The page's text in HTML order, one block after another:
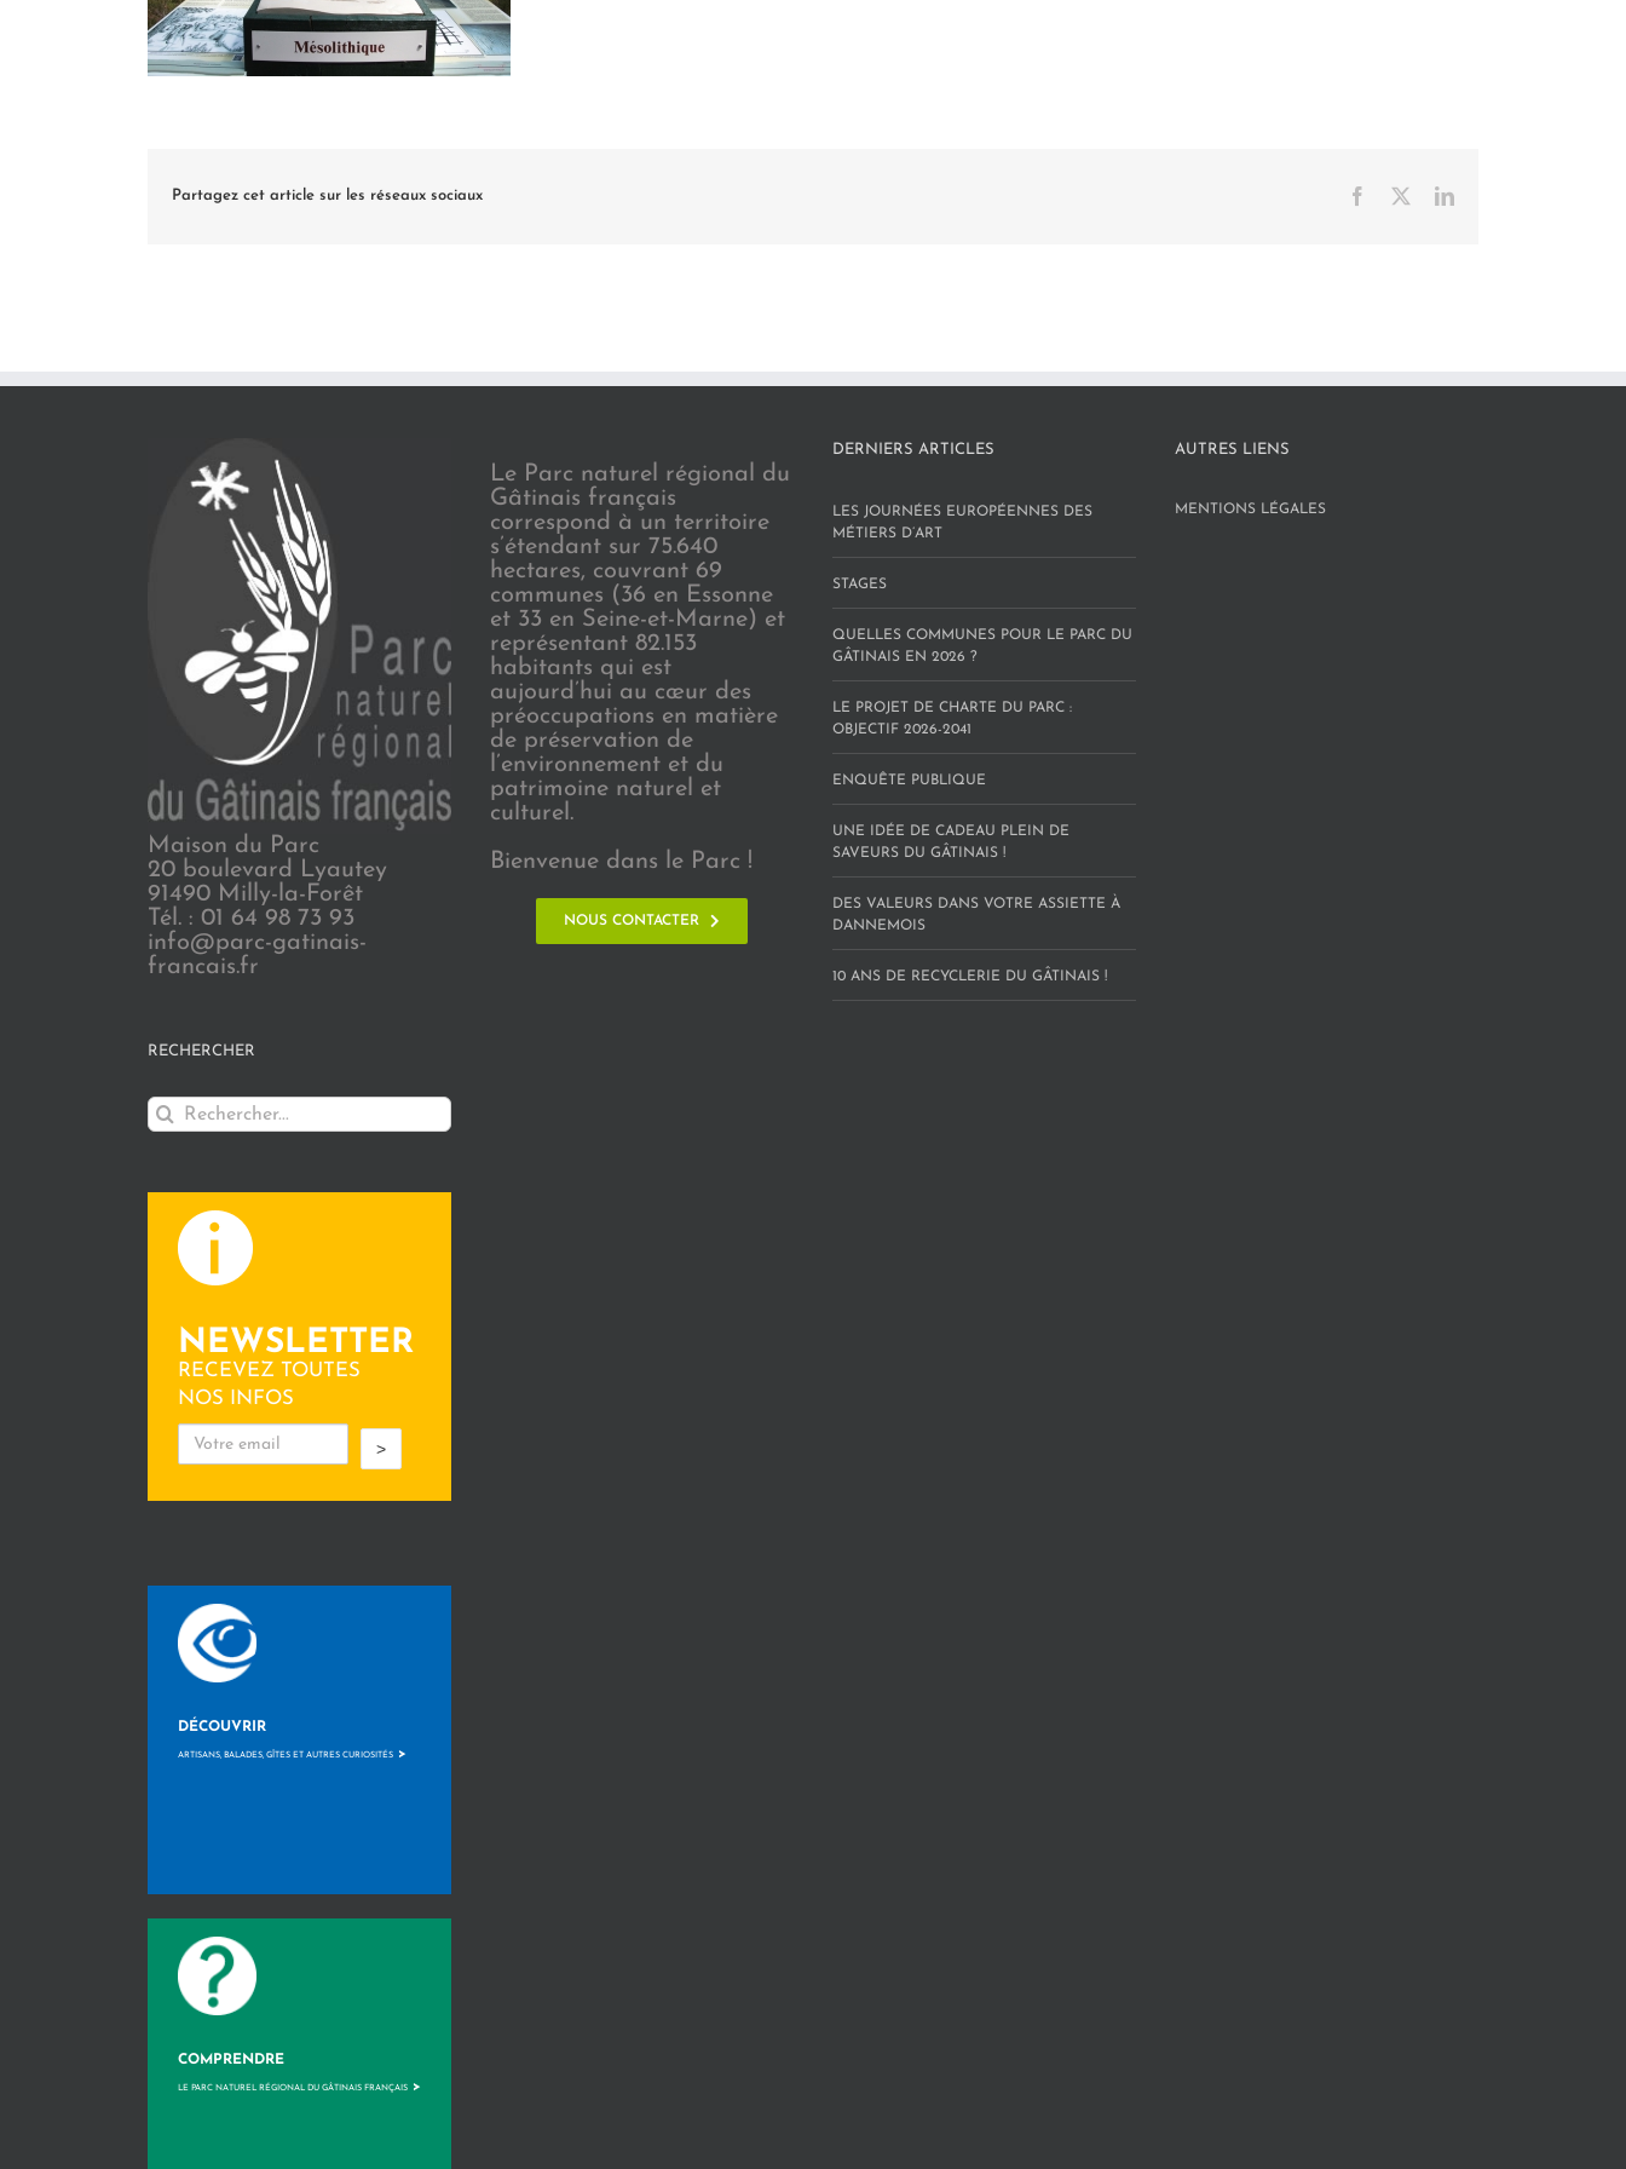
Partagez cet article sur les réseaux sociaux Facebook LinkedIn
Maison du Parc
20 boulevard Lyautey
91490 Milly-la-Forêt
Tél. : 01 64 98 73 93
info@parc-gatinais-
francais.fr
RECHERCHER
Rechercher:
NEWSLETTER
RECEVEZ TOUTES
NOS INFOS
>
DÉCOUVRIR
ARTISANS, BALADES, GÎTES ET AUTRES CURIOSITÉS >
COMPRENDRE
LE PARC NATUREL RÉGIONAL DU GÂTINAIS FRANÇAIS >
Le Parc naturel régional du
Gâtinais français
correspond à un territoire
s’étendant sur 75.640
hectares, couvrant 69
communes (36 en Essonne
et 33 en Seine-et-Marne) et
représentant 82.153
habitants qui est
aujourd’hui au cœur des
préoccupations en matière
de préservation de
l’environnement et du
patrimoine naturel et
culturel.
Bienvenue dans le Parc !
NOUS CONTACTER
DERNIERS ARTICLES
LES JOURNÉES EUROPÉENNES DES
MÉTIERS D’ART
STAGES
QUELLES COMMUNES POUR LE PARC DU
GÂTINAIS EN 2026 ?
LE PROJET DE CHARTE DU PARC :
OBJECTIF 2026-2041
ENQUÊTE PUBLIQUE
UNE IDÉE DE CADEAU PLEIN DE
SAVEURS DU GÂTINAIS !
DES VALEURS DANS VOTRE ASSIETTE À
DANNEMOIS
10 ANS DE RECYCLERIE DU GÂTINAIS !
AUTRES LIENS
MENTIONS LÉGALES